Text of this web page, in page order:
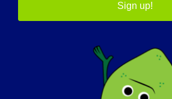
زيارة موقعنا على الإنترنت على
Sign up!